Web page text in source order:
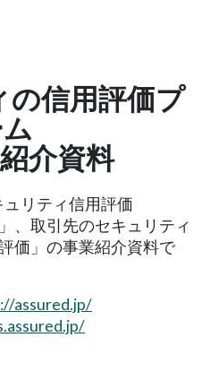
信用評価プ
介資料
リティ信用評価
、取引先のセキュリティ
価」の事業紹介資料で
assured.jp/